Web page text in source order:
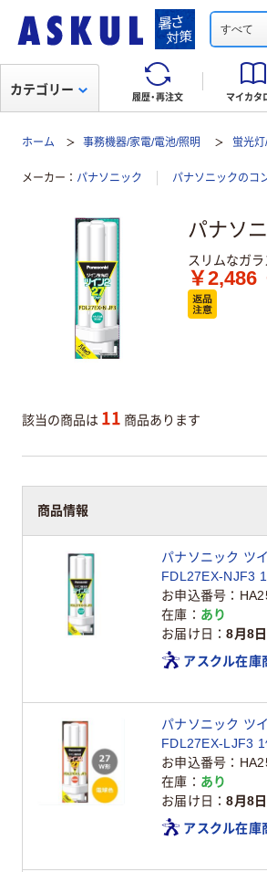
すべて
履歴・再注文 マイカタ
カテゴリー
ホーム 事務機器/家電/電池/照明 蛍光
メーカー パナソニック パナソニックのコ
パナソ
スリムなガ
￥2,486
該当の商品は 11 商品あります
商品情報
パナソニック ツ
FDL27EX-NJF3
お申込番号
在庫
あり
お届け日
8月8日
アスクル在庫
パナソニック ツ
FDL27EX-LJF3 1
お申込番号
在庫
あり
お届け日
8月8日
アスクル在庫